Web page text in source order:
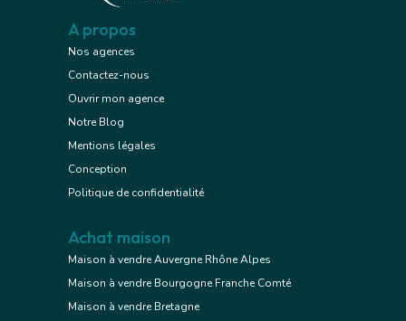
A propos
Nos agences
Contactez-nous
Ouvrir mon agence
Notre Blog
Mentions légales
Conception
Politique de confidentialité
Achat maison
Maison à vendre Auvergne Rhône Alpes
Maison à vendre Bourgogne Franche Comté
Maison à vendre Bretagne